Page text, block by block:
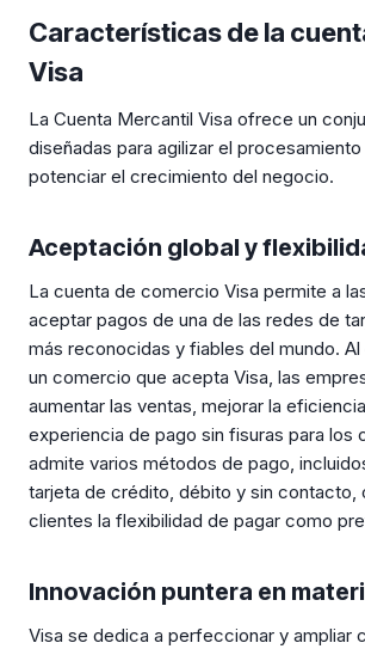
Características de la
Visa
La Cuenta Mercantil Visa ofrece un
diseñadas para agilizar el
potenciar el crecimiento del negocio.
Aceptación global y
La cuenta de comercio Visa permite a
aceptar pagos de una de las redes de
más reconocidas y fiables del mundo.
un comercio que acepta Visa, las
aumentar las ventas, mejorar la
experiencia de pago sin fisuras para los
admite varios métodos de pago,
tarjeta de crédito, débito y sin contacto,
clientes la flexibilidad de pagar como
Innovación puntera en
Visa se dedica a perfeccionar y ampliar